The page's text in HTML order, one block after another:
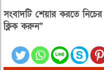
সংবাদটি শেয়ার করতে
ক্লিক করুন”